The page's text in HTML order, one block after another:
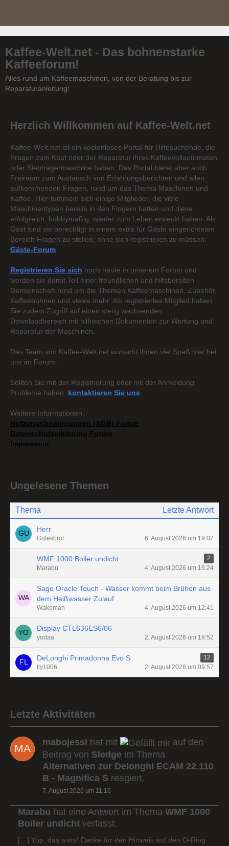
Kaffee-Welt.net - Das bohnenstarke
Kaffeeforum!
Alles rund um Kaffeemaschinen, von der Beratung bis zur
Reparaturanleitung!
Herzlich Willkommen auf Kaffee-Welt.net
Kaffee-Welt.net ist ein kostenloses Portal für Hilfesuchende, die
Fragen zum Kauf oder der Reparatur ihres Kaffeevollautomaten
oder Siebträgermaschine haben. Das Portal bietet aber auch
Freiraum zum Austausch von Erfahrungsberichten und allen
aufkommenden Fragen, rund um das Thema Maschinen und
Kaffee. Hier tummeln sich einige Mitglieder, die viele
Maschinentypen bereits in den Fingern hatten und diese
erfolgreich, hobbymäßig, wieder zum Leben erweckt haben. Als
Gast sind sie berechtigt in einem extra für Gäste eingerichteten
Bereich Fragen zu stellen, ohne sich registrieren zu müssen:
Gäste-Forum
Registrieren Sie sich noch heute in unserem Forum und
werden sie damit Teil einer freundlichen und hilfsbereiten
Gemeinschaft rund um die Themen Kaffeemaschinen, Zubehör,
Kaffeebohnen und vieles mehr. Als registriertes Mitglied haben
Sie zudem Zugriff auf einen stetig wachsenden
Downloadbereich mit hilfreichen Dokumenten zur Wartung und
Reparatur der Maschinen.
Das Team von Kaffee-Welt.net wünscht Ihnen viel Spaß hier bei
uns im Forum.
Sollten Sie mit der Registrierung oder mit der Anmeldung
Probleme haben, kontaktieren Sie uns
Weitere Informationen:
Nutzungsbedingungen (AGB) Forum
Datenschutzerklärung Forum
Impressum
Ungelesene Themen
Thema Letzte Antwort
Herr
Gutesbrot 6. August 2026 um 19:02
WMF 1000 Boiler undicht
2
Marabu
4. August 2026 um 16:24
Sage Oracle Touch - Wasser kommt beim Brühen aus
dem Heißwasser Zulauf
Wakeman 4. August 2026 um 12:41
Display CTL636ES6/06
yodaa 2. August 2026 um 18:52
DeLonghi Primadonna Evo S
12
fly1006
2. August 2026 um 09:57
Letzte Aktivitäten
mabojessi hat mit
auf den
Beitrag von Sledge im Thema
Alternativen zur Delonghi ECAM 22.110
B - Magnifica S reagiert.
7. August 2026 um 11:16
Marabu hat eine Antwort im Thema WMF 1000
Boiler undicht verfasst.
[…] Yup, das wars! Danke für den Hinweis auf den O-Ring.